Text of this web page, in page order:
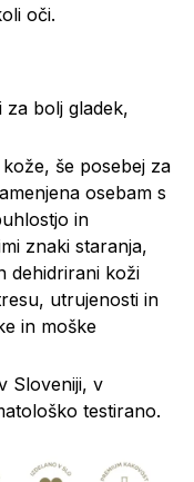
oči.
za bolj gladek,
še posebej za
osebam s
in
znaki staranja,
dehidrirani koži
utrujenosti in
in moške
Sloveniji, v
testirano.